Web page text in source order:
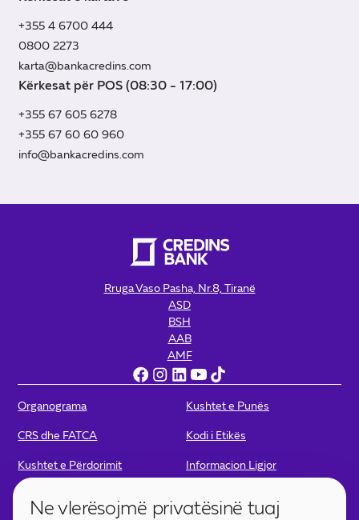
+355 4 6700 444
0800 2273
karta@bankacredins.com
Kërkesat për POS (08:30 - 17:00)
+355 67 605 6278
+355 67 60 60 960
info@bankacredins.com
Rruga Vaso Pasha, Nr.8, Tiranë
ASD
BSH
AAB
AMF
Organograma Kushtet e Punës
CRS dhe FATCA Kodi i Etikës
Kushtet e Përdorimit Informacion Ligjor
Ne vlerësojmë privatësinë tuaj